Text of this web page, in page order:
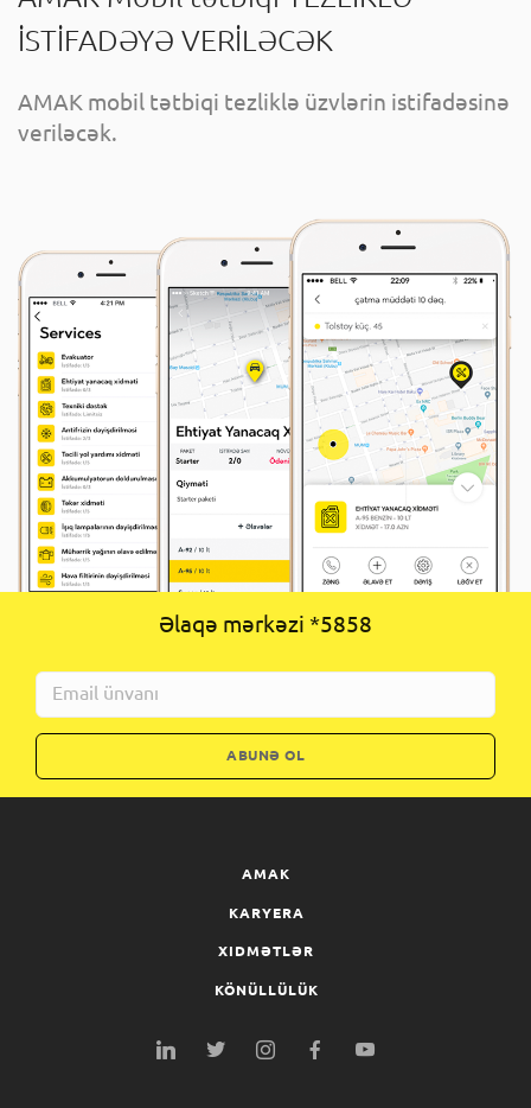
İSTİFADƏYƏ VERİLƏCƏK
AMAK mobil tətbiqi tezliklə üzvlərin istifadəsinə
veriləcək.
Əlaqə mərkəzi *5858
ABUNƏ OL
AMAK
KARYERA
XIDMƏTLƏR
KÖNÜLLÜLÜK